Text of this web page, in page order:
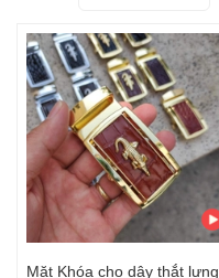
Mặt Khóa cho dây thắt lưng